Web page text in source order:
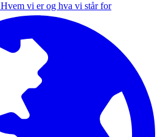
Hvem vi er og hva vi står for